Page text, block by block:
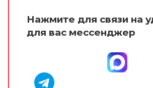
Нажмите для связи на
для вас мессенджер